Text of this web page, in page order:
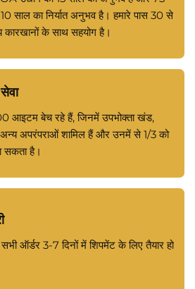
साल का निर्यात अनुभव है। हमारे पास 30 से
कारखानों के साथ सहयोग है।
आइटम बेच रहे हैं, जिनमें उपभोक्ता खंड,
अपरंपराओं शामिल हैं और उनमें से 1/3 को
सकता है।
ऑर्डर 3-7 दिनों में शिपमेंट के लिए तैयार हो